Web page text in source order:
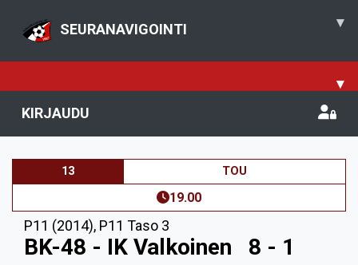
SEURANAVIGOINTI ▾
▾
KIRJAUDU
13 TOU
19.00
P11 (2014), P11 Taso 3
BK-48 - IK Valkoinen 8 - 1